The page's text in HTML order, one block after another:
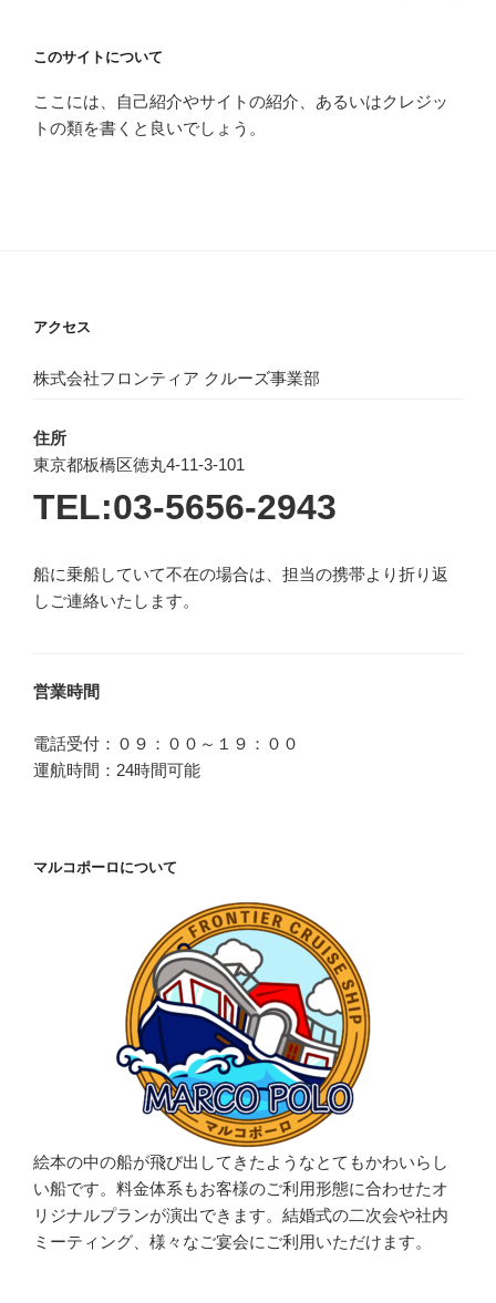
このサイトについて
ここには、自己紹介やサイトの紹介、あるいはクレジッ
トの類を書くと良いでしょう。
アクセス
株式会社フロンティア クルーズ事業部
住所
東京都板橋区徳丸4-11-3-101
TEL:03-5656-2943
船に乗船していて不在の場合は、担当の携帯より折り返
しご連絡いたします。
営業時間
電話受付：０９：００～１９：００
運航時間：24時間可能
マルコポーロについて
絵本の中の船が飛び出してきたようなとてもかわいらし
い船です。料金体系もお客様のご利用形態に合わせたオ
リジナルプランが演出できます。結婚式の二次会や社内
ミーティング、様々なご宴会にご利用いただけます。